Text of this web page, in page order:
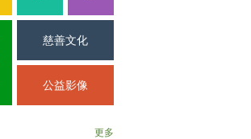
慈善文化
公益影像
更多